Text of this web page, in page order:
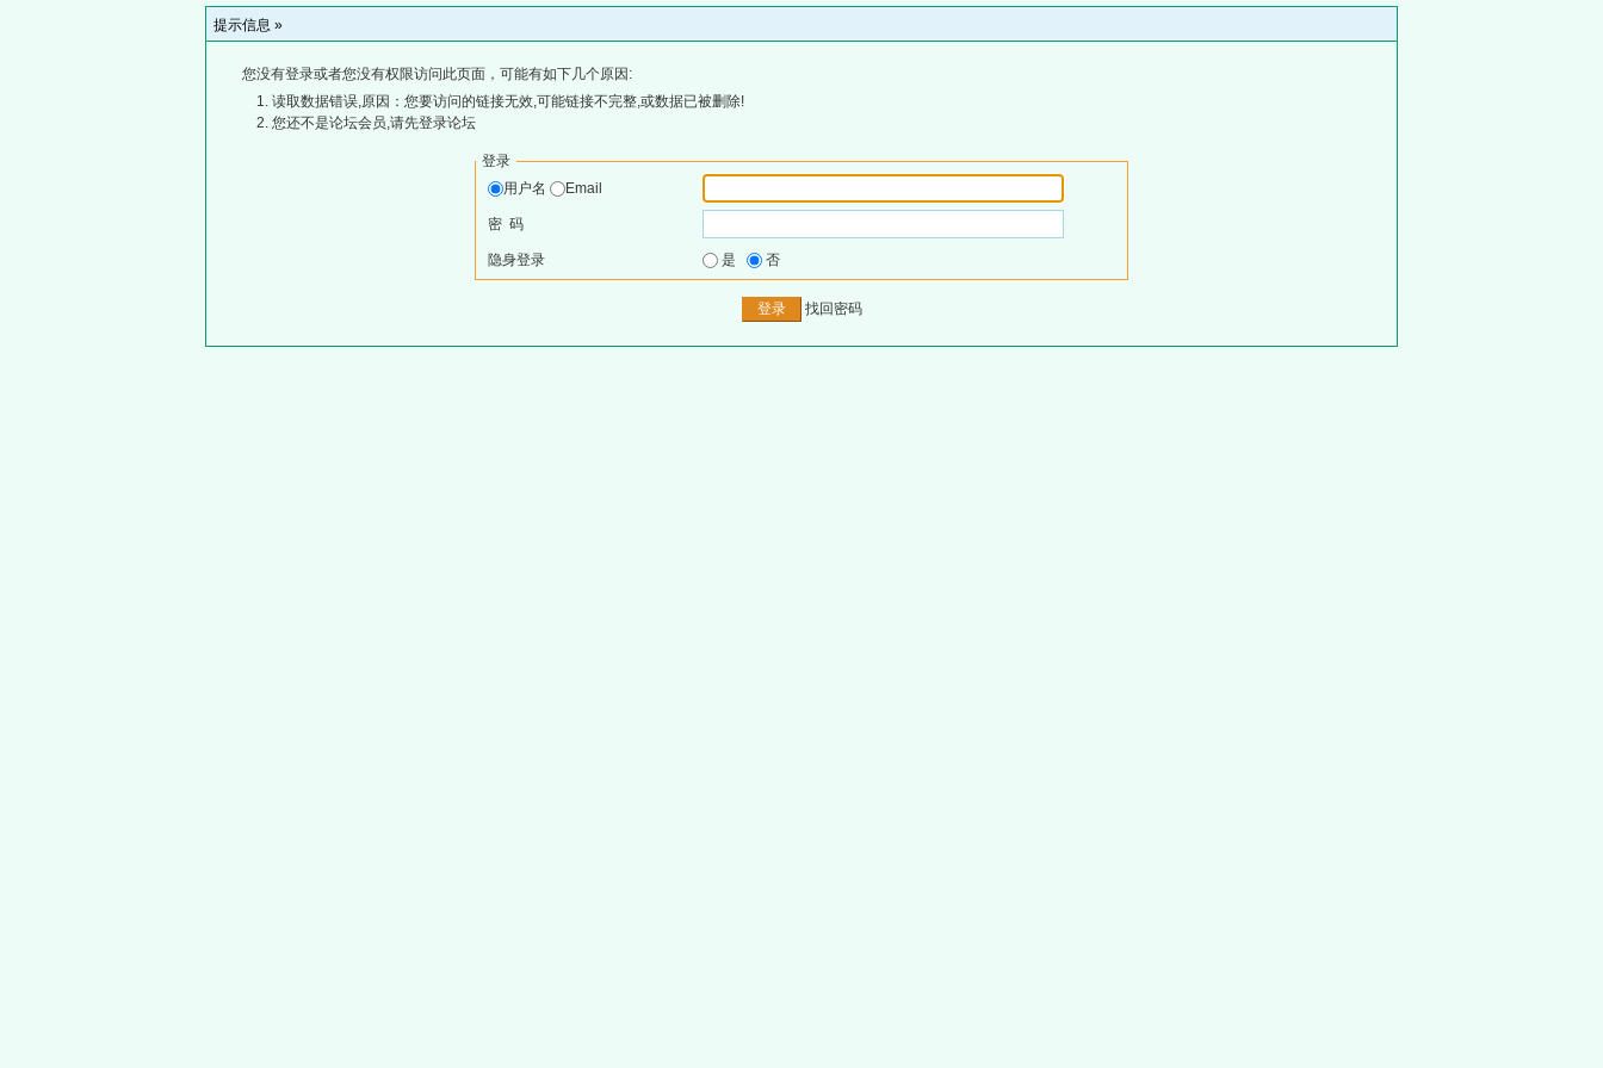
提示信息 »
您没有登录或者您没有权限访问此页面，可能有如下几个原因:
读取数据错误,原因：您要访问的链接无效,可能链接不完整,或数据已被删除!
您还不是论坛会员,请先登录论坛
登录
用户名
Email
密 码
隐身登录 是 否
找回密码